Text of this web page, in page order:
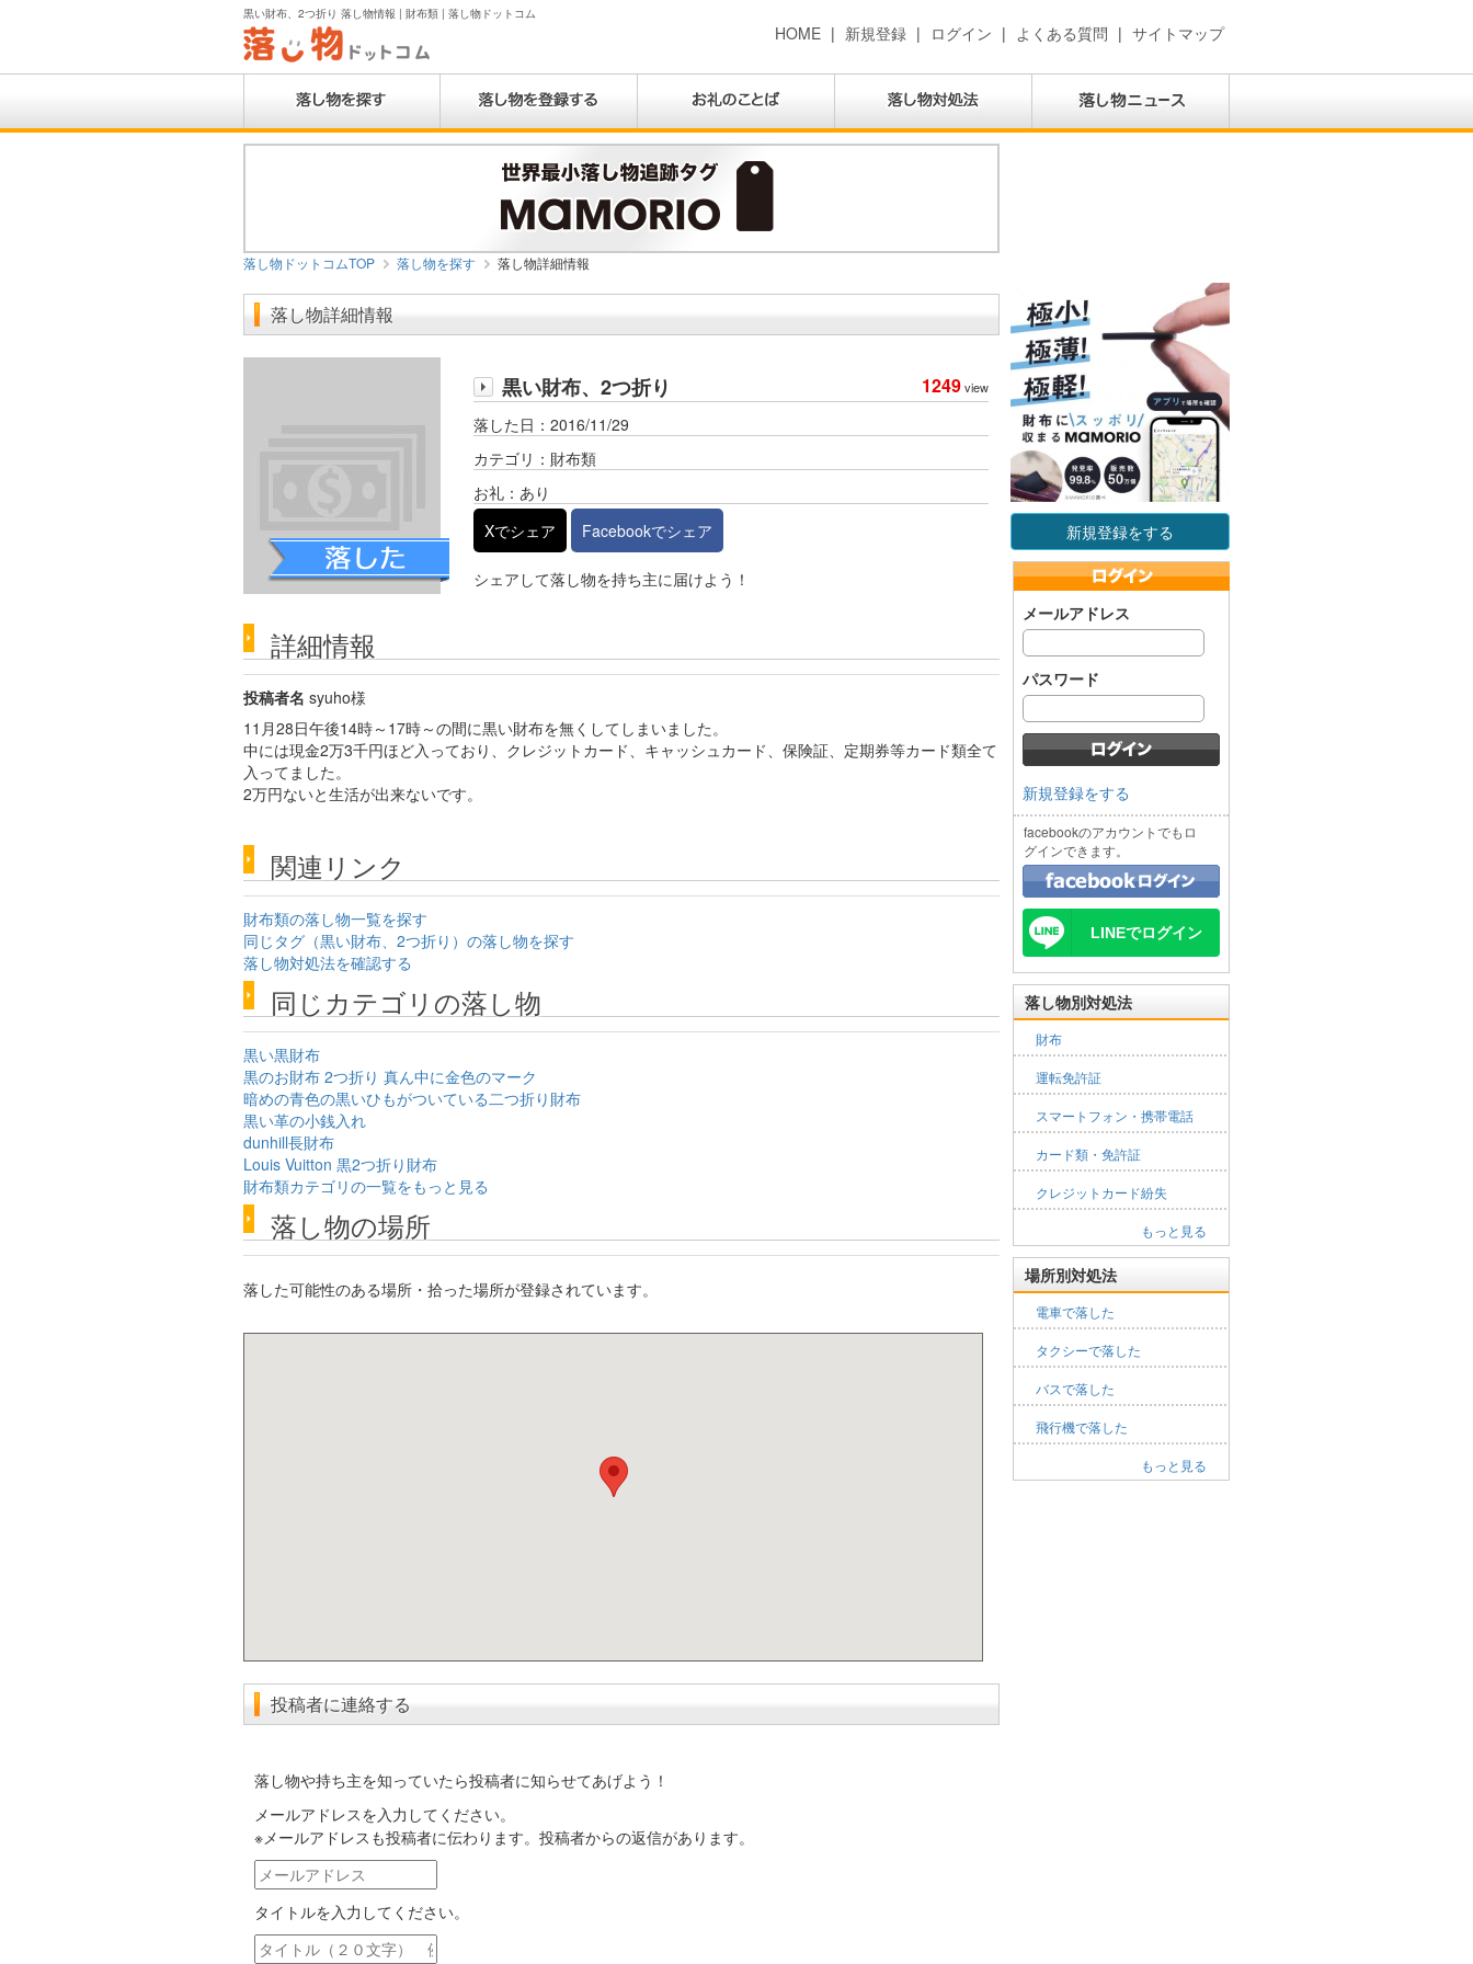
黒い財布、2つ折り 落し物情報 | 財布類 | 落し物ドットコム
HOME | 新規登録 | ログイン | よくある質問 | サイトマップ
落し物ドットコムTOP 落し物を探す 落し物詳細情報
新規登録をする
メールアドレス
パスワード
新規登録をする
facebookのアカウントでもロ
グインできます。
LINEでログイン
落し物別対処法
財布
運転免許証
スマートフォン・携帯電話
カード類・免許証
クレジットカード紛失
もっと見る
場所別対処法
電車で落した
タクシーで落した
バスで落した
飛行機で落した
もっと見る
落し物詳細情報
1249view
黒い財布、2つ折り
落した日：2016/11/29
カテゴリ：財布類
お礼：あり
Xでシェア
Facebookでシェア
シェアして落し物を持ち主に届けよう！
詳細情報
投稿者名 syuho様
11月28日午後14時～17時～の間に黒い財布を無くしてしまいました。
中には現金2万3千円ほど入っており、クレジットカード、キャッシュカード、保険証、定期券等カード類全て
入ってました。
2万円ないと生活が出来ないです。
関連リンク
財布類の落し物一覧を探す
同じタグ（黒い財布、2つ折り）の落し物を探す
落し物対処法を確認する
同じカテゴリの落し物
黒い黒財布
黒のお財布 2つ折り 真ん中に金色のマーク
暗めの青色の黒いひもがついている二つ折り財布
黒い革の小銭入れ
dunhill長財布
Louis Vuitton 黒2つ折り財布
財布類カテゴリの一覧をもっと見る
落し物の場所
落した可能性のある場所・拾った場所が登録されています。
投稿者に連絡する
落し物や持ち主を知っていたら投稿者に知らせてあげよう！
メールアドレスを入力してください。
※メールアドレスも投稿者に伝わります。投稿者からの返信があります。
メ
ー
ル
ア
タイトルを入力してください。
タ